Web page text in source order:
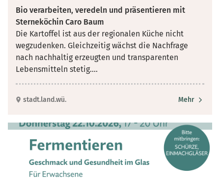
Bio verarbeiten, veredeln und präsentieren mit
Sterneköchin Caro Baum
Die Kartoffel ist aus der regionalen Küche nicht
wegzudenken. Gleichzeitig wächst die Nachfrage
nach nachhaltig erzeugten und transparenten
Lebensmitteln stetig....
stadt.land.wü. Mehr